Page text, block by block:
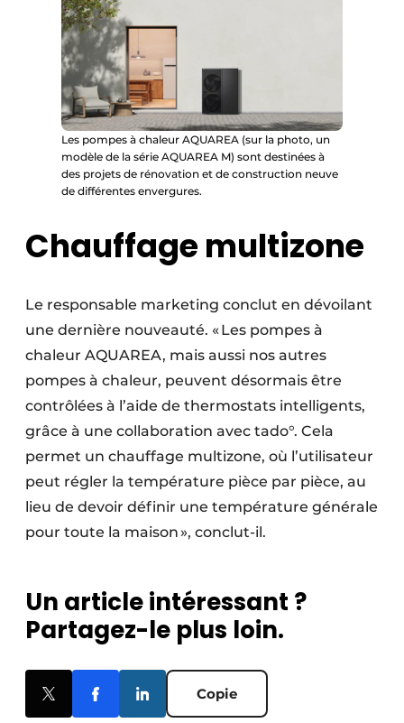
Les pompes à chaleur AQUAREA (sur la photo, un
modèle de la série AQUAREA M) sont destinées à
des projets de rénovation et de construction neuve
de différentes envergures.
Chauffage multizone
Le responsable marketing conclut en dévoilant
une dernière nouveauté. « Les pompes à
chaleur AQUAREA, mais aussi nos autres
pompes à chaleur, peuvent désormais être
contrôlées à l’aide de thermostats intelligents,
grâce à une collaboration avec tado°. Cela
permet un chauffage multizone, où l’utilisateur
peut régler la température pièce par pièce, au
lieu de devoir définir une température générale
pour toute la maison », conclut-il.
Un article intéressant ?
Partagez-le plus loin.
Copie